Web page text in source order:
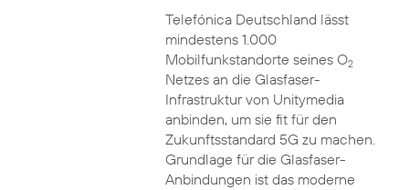
Telefónica Deutschland lässt
mindestens 1.000
Mobilfunkstandorte seines O2
Netzes an die Glasfaser-
Infrastruktur von Unitymedia
anbinden, um sie fit für den
Zukunftsstandard 5G zu machen.
Grundlage für die Glasfaser-
Anbindungen ist das moderne